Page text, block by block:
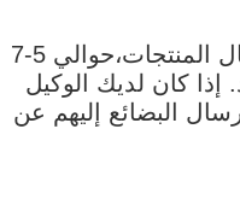
نحن عادة نستخدم DHL لإرسال المنتجات،حوالي 5-7
إذا كان لديك الوكيل
البضائع إليهم عن